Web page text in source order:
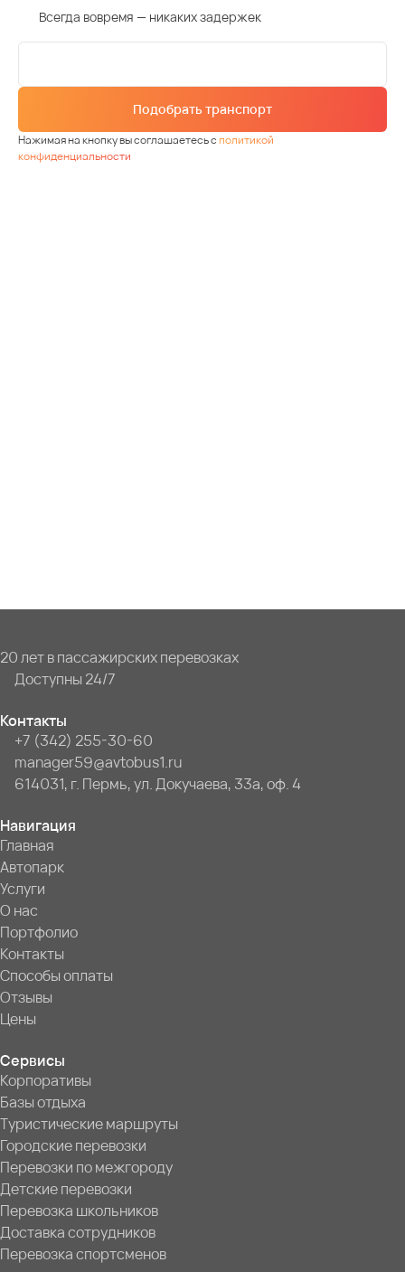
Всегда вовремя — никаких задержек
Подобрать транспорт
Нажимая на кнопку вы соглашаетесь сполитикой
конфиденциальности
20 лет в пассажирских перевозках
Доступны 24/7
Контакты
+7 (342) 255-30-60
manager59@avtobus1.ru
614031, г. Пермь, ул. Докучаева, 33а, оф. 4
Навигация
Главная
Автопарк
Услуги
О нас
Портфолио
Контакты
Способы оплаты
Отзывы
Цены
Сервисы
Корпоративы
Базы отдыха
Туристические маршруты
Городские перевозки
Перевозки по межгороду
Детские перевозки
Перевозка школьников
Доставка сотрудников
Перевозка спортсменов